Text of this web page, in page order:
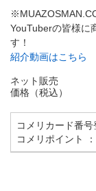
YouTuberの皆様に
す！
紹介動画はこちら
ネット販売
価格（税込）
コメリカード番
コメリポイント ：